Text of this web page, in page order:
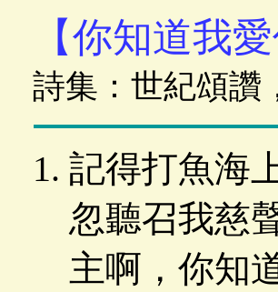
【你知道我愛
詩集：世紀頌讚
記得打魚海
忽聽召我慈
主啊，你知